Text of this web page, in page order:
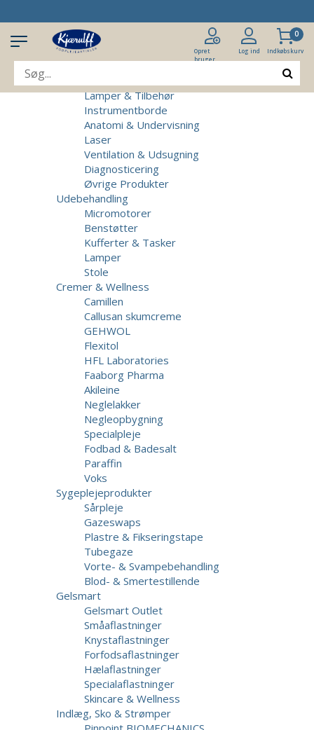
Opret
bruger
Log ind
0
Indkøbskurv
Klinikudstyr
Patientstole
Massagebrikse
Lamper & Tilbehør
Instrumentborde
Anatomi & Undervisning
Laser
Ventilation & Udsugning
Diagnosticering
Øvrige Produkter
Udebehandling
Micromotorer
Benstøtter
Kufferter & Tasker
Lamper
Stole
Cremer & Wellness
Camillen
Callusan skumcreme
GEHWOL
Flexitol
HFL Laboratories
Faaborg Pharma
Akileine
Neglelakker
Negleopbygning
Specialpleje
Fodbad & Badesalt
Paraffin
Voks
Sygeplejeprodukter
Sårpleje
Gazeswaps
Plastre & Fikseringstape
Tubegaze
Vorte- & Svampebehandling
Blod- & Smertestillende
Gelsmart
Gelsmart Outlet
Småaflastninger
Knystaflastninger
Forfodsaflastninger
Hælaflastninger
Specialaflastninger
Skincare & Wellness
Indlæg, Sko & Strømper